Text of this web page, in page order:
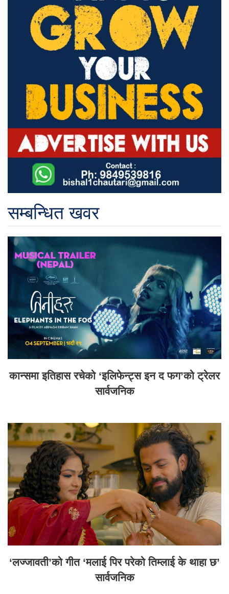
सम्बन्धित खवर
कान्समा इतिहास रचेको ‘इलिफेन्ट्स इन द फग’को ट्रेलर
सार्वजनिक
‘लज्जावती’को गीत ‘मलाई पिर परेको तिम्लाई के थाहा छ’
सार्वजनिक